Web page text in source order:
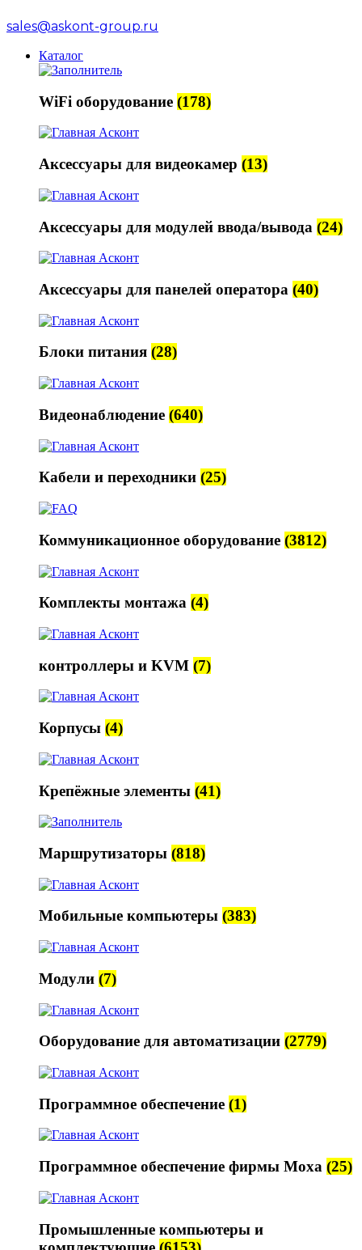
sales@askont-group.ru
Каталог
WiFi оборудование (178)
Аксессуары для видеокамер (13)
Аксессуары для модулей ввода/вывода (24)
Аксессуары для панелей оператора (40)
Блоки питания (28)
Видеонаблюдение (640)
Кабели и переходники (25)
Коммуникационное оборудование (3812)
Комплекты монтажа (4)
контроллеры и KVM (7)
Корпусы (4)
Крепёжные элементы (41)
Маршрутизаторы (818)
Мобильные компьютеры (383)
Модули (7)
Оборудование для автоматизации (2779)
Программное обеспечение (1)
Программное обеспечение фирмы Moxa (25)
Промышленные компьютеры и